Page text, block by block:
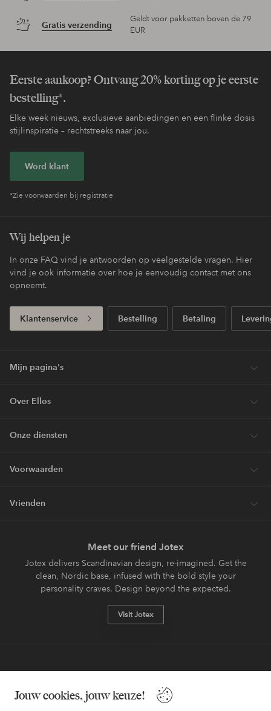
Jouw cookies, jouw keuze!
Gratis verzending
Geldt voor pakketten boven de 79
EUR
Eerste aankoop? Ontvang 20% korting op je eerste
bestelling*.
Elke week nieuws, exclusieve aanbiedingen en een flinke dosis
stijlinspiratie – rechtstreeks naar jou.
Word klant
*Zie voorwaarden bij registratie
Wij helpen je
In onze FAQ vind je antwoorden op veelgestelde vragen. Hier
vind je ook informatie over hoe je eenvoudig contact met ons
opneemt.
Klantenservice Bestelling Betaling
Mijn pagina's
Over Ellos
Onze diensten
Voorwaarden
Vrienden
Meet our friend Jotex
Jotex delivers Scandinavian design, re-imagined. Get the
clean, Nordic base, infused with the bold style your
personality craves. Design beyond the expected.
Visit Jotex
Wil je meer weten over
onze betaalopties